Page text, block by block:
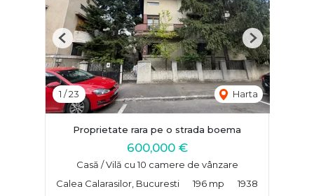
1 /23 Harta
Previous Next
Proprietate rara pe o strada boema
600,000 €
Casă / Vilă cu 10 camere de vânzare
Calea Calarasilor, Bucuresti
196 mp 1938